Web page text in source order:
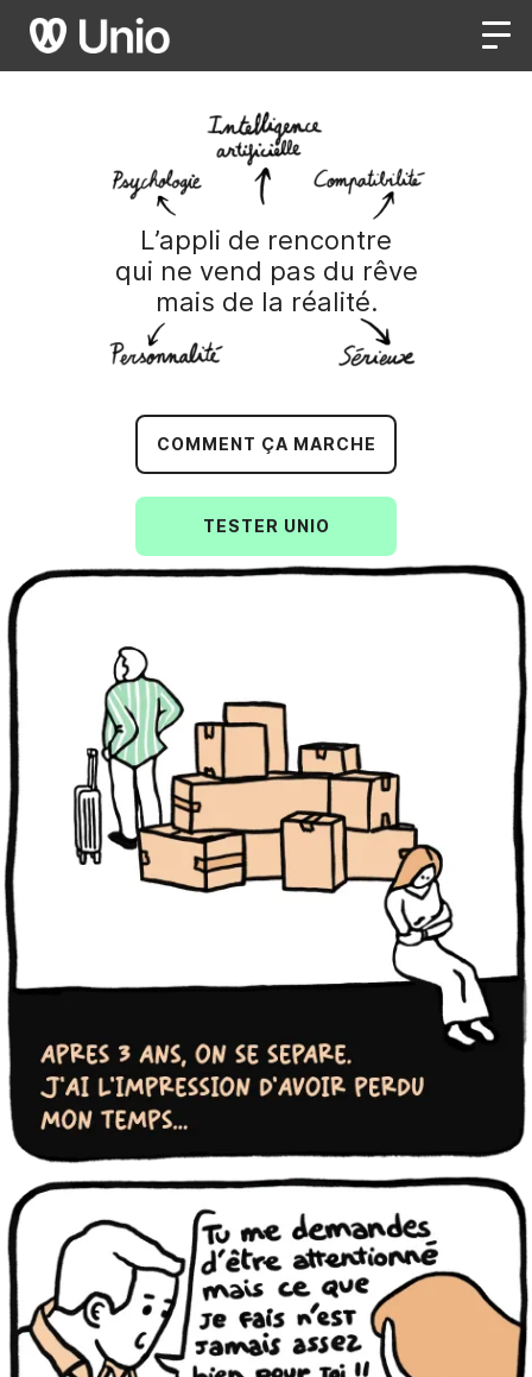
L’appli de rencontre
qui ne vend pas du rêve
mais de la réalité.
COMMENT ÇA MARCHE
TESTER UNIO